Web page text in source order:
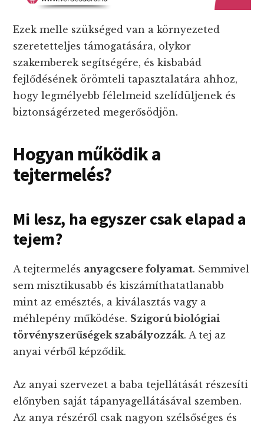
Ezek melle szükséged van a környezeted
szeretetteljes támogatására, olykor
szakemberek segítségére, és kisbabád
fejlődésének örömteli tapasztalatára ahhoz,
hogy legmélyebb félelmeid szelídüljenek és
biztonságérzeted megerősödjön.
Hogyan működik a
tejtermelés?
Mi lesz, ha egyszer csak elapad a
tejem?
A tejtermelés anyagcsere folyamat. Semmivel
sem misztikusabb és kiszámíthatatlanabb
mint az emésztés, a kiválasztás vagy a
méhlepény működése. Szigorú biológiai
törvényszerűségek szabályozzák. A tej az
anyai vérből képződik.
Az anyai szervezet a baba tejellátását részesíti
előnyben saját tápanyagellátásával szemben.
Az anya részéről csak nagyon szélsőséges és